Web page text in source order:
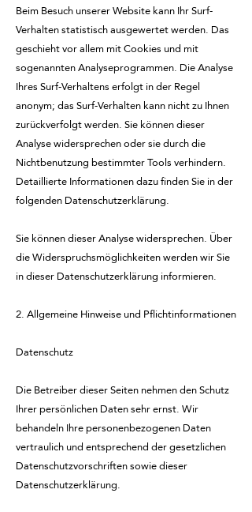
Beim Besuch unserer Website kann Ihr Surf-
Verhalten statistisch ausgewertet werden. Das
geschieht vor allem mit Cookies und mit
sogenannten Analyseprogrammen. Die Analyse
Ihres Surf-Verhaltens erfolgt in der Regel
anonym; das Surf-Verhalten kann nicht zu Ihnen
zurückverfolgt werden. Sie können dieser
Analyse widersprechen oder sie durch die
Nichtbenutzung bestimmter Tools verhindern.
Detaillierte Informationen dazu finden Sie in der
folgenden Datenschutzerklärung.
Sie können dieser Analyse widersprechen. Über
die Widerspruchsmöglichkeiten werden wir Sie
in dieser Datenschutzerklärung informieren.
2. Allgemeine Hinweise und Pflichtinformationen
Datenschutz
Die Betreiber dieser Seiten nehmen den Schutz
Ihrer persönlichen Daten sehr ernst. Wir
behandeln Ihre personenbezogenen Daten
vertraulich und entsprechend der gesetzlichen
Datenschutzvorschriften sowie dieser
Datenschutzerklärung.